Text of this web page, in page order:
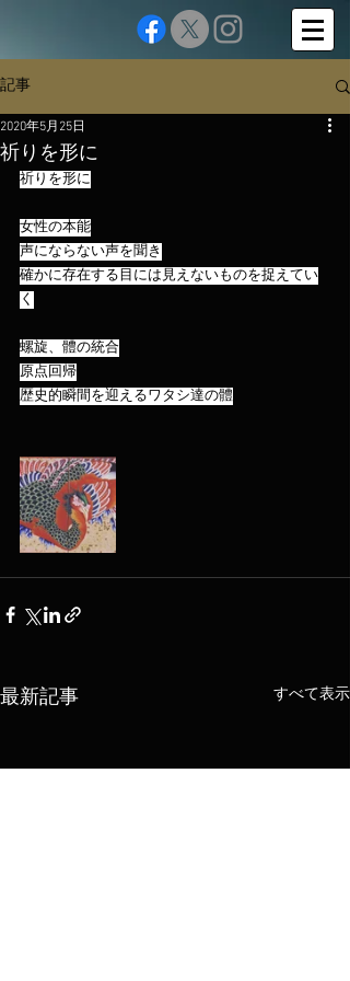
記事
祈りを形に
2020年5月25日
祈りを形に
女性の本能
声にならない声を聞き
確かに存在する目には見えないものを捉えてい
く
螺旋、體の統合
原点回帰
歴史的瞬間を迎えるワタシ達の體
最新記事 すべて表示